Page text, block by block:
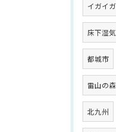
イガイガ
床下湿気
都城市
雷山の森
北九州